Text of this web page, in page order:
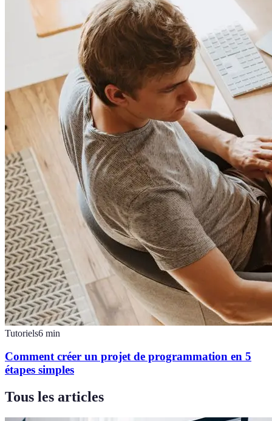
Tutoriels6 min
Comment créer un projet de programmation en 5
étapes simples
Tous les articles